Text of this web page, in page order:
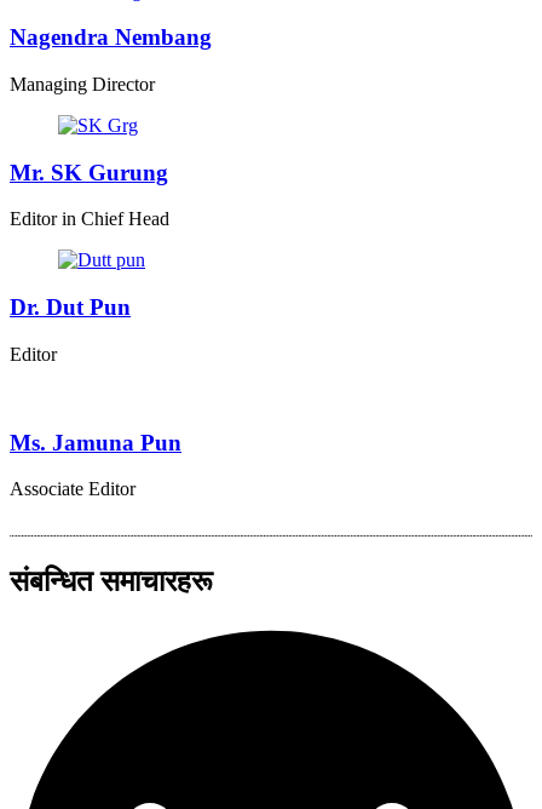
Nagendra Nembang
Managing Director
Mr. SK Gurung
Editor in Chief Head
Dr. Dut Pun
Editor
Ms. Jamuna Pun
Associate Editor
संबन्धित समाचारहरू